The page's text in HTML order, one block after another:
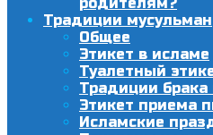
Традиции мусульман
Общее
Этикет в исламе
Туалетный
Традиции брака
Этикет приема
Исламские